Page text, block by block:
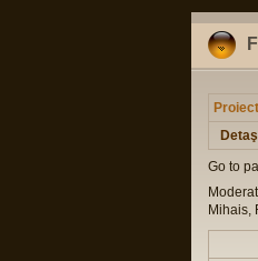
Go to
Mihais,